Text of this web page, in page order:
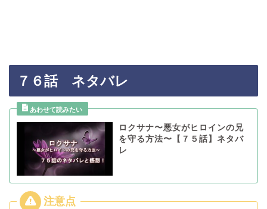
７６話 ネタバレ
ロクサナ〜悪女がヒロインの兄
を守る方法〜【７５話】ネタバ
レ